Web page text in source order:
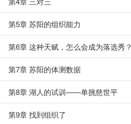
第5章 苏阳的组织能力
第6章 这种天赋，怎么会成为落选秀？
第7章 苏阳的体测数据
第8章 湖人的试训——单挑慈世平
第9章 找到组织了